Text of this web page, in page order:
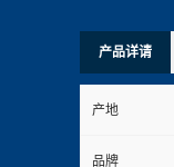
产品详请
产地
品牌